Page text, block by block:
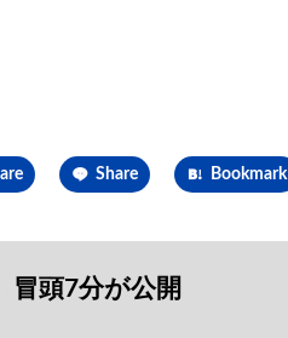
Share Bookmark
冒頭7分が公開